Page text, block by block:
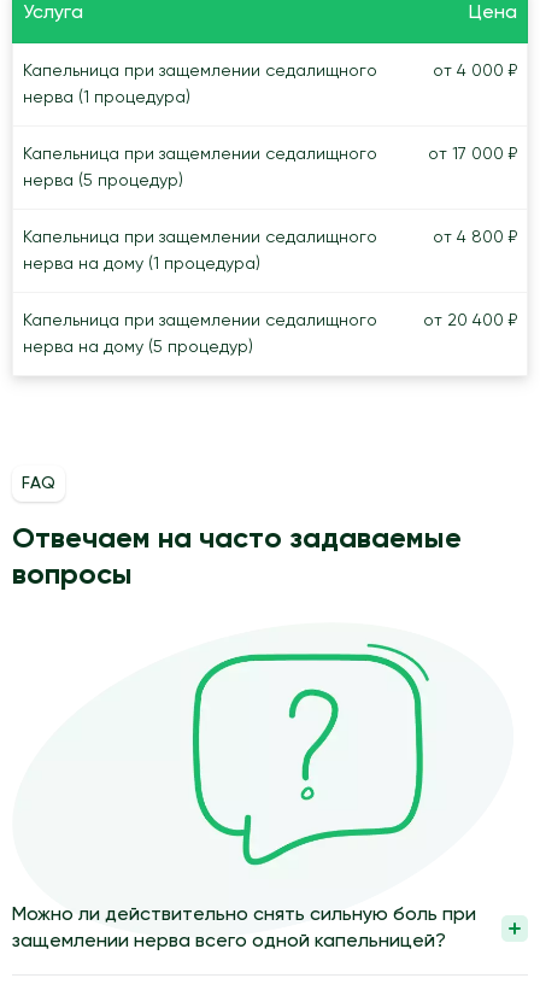
Услуга Цена
Капельница при защемлении седалищного
нерва (1 процедура)
от 4 000 ₽
Капельница при защемлении седалищного
нерва (5 процедур)
от 17 000 ₽
Капельница при защемлении седалищного
нерва на дому (1 процедура)
от 4 800 ₽
Капельница при защемлении седалищного
нерва на дому (5 процедур)
от 20 400 ₽
FAQ
Отвечаем на часто задаваемые
вопросы
Можно ли действительно снять сильную боль при
защемлении нерва всего одной капельницей?